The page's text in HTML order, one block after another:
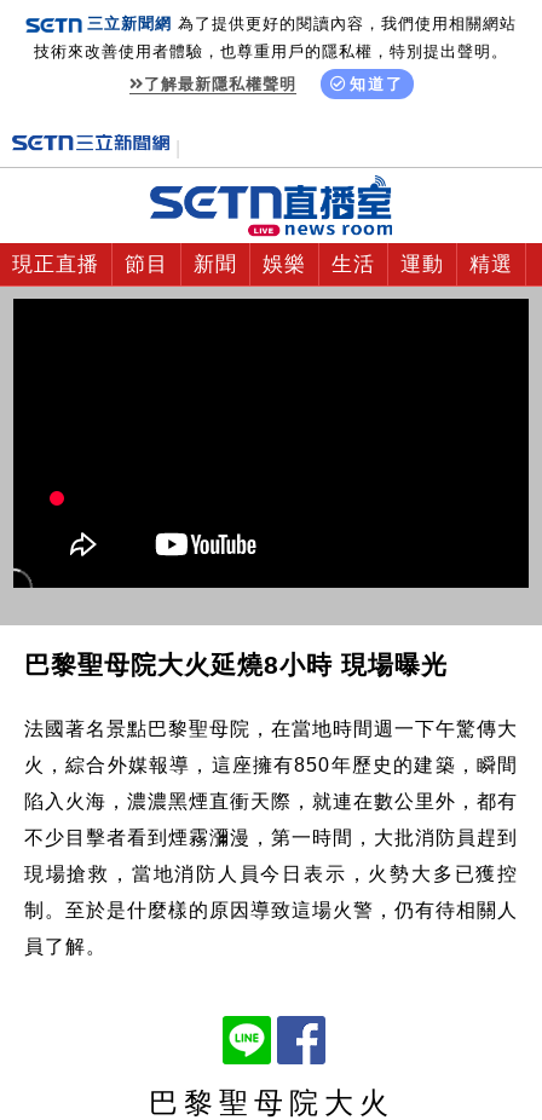
三立新聞網 為了提供更好的閱讀內容，我們使用相關網站
技術來改善使用者體驗，也尊重用戶的隱私權，特別提出聲明。
了解最新隱私權聲明
知道了
現正直播 節目 新聞 娛樂 生活 運動 精選
巴黎聖母院大火延燒8小時 現場曝光
法國著名景點巴黎聖母院，在當地時間週一下午驚傳大
火，綜合外媒報導，這座擁有850年歷史的建築，瞬間
陷入火海，濃濃黑煙直衝天際，就連在數公里外，都有
不少目擊者看到煙霧瀰漫，第一時間，大批消防員趕到
現場搶救，當地消防人員今日表示，火勢大多已獲控
制。至於是什麼樣的原因導致這場火警，仍有待相關人
員了解。
巴黎聖母院大火